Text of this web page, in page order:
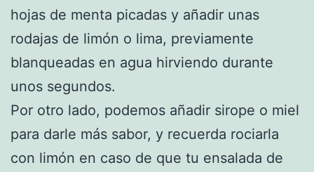
hojas de menta picadas y añadir unas
rodajas de limón o lima, previamente
blanqueadas en agua hirviendo durante
unos segundos.
Por otro lado, podemos añadir sirope o miel
para darle más sabor, y recuerda rociarla
con limón en caso de que tu ensalada de